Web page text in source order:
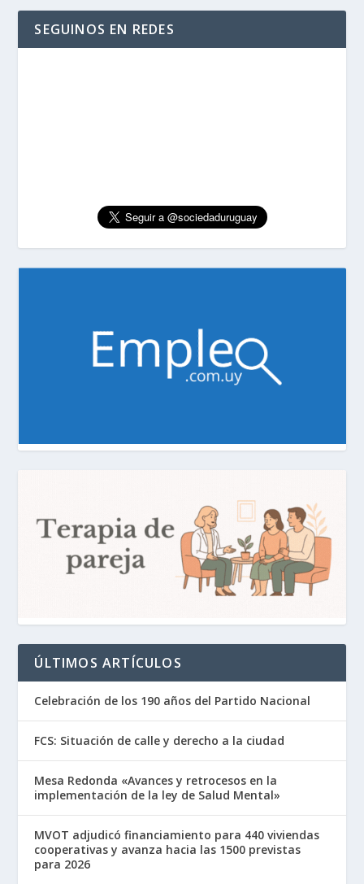
SEGUINOS EN REDES
ÚLTIMOS ARTÍCULOS
Celebración de los 190 años del Partido Nacional
FCS: Situación de calle y derecho a la ciudad
Mesa Redonda «Avances y retrocesos en la
implementación de la ley de Salud Mental»
MVOT adjudicó financiamiento para 440 viviendas
cooperativas y avanza hacia las 1500 previstas
para 2026